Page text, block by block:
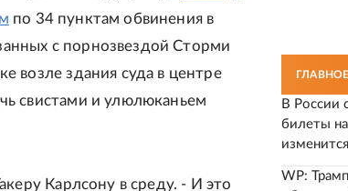
по 34 пунктам обвинения в
с порнозвездой Сторми
возле здания суда в центре
свистами и улюлюканьем
Карлсону в среду. - И это
В России
билеты
изменится
WP: